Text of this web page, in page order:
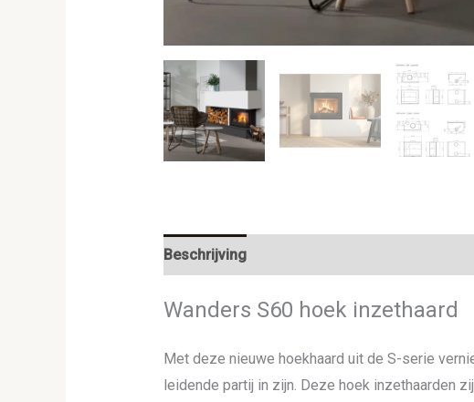
Beschrijving
Wanders S60 hoek inzethaard
Met deze nieuwe hoekhaard uit de S-serie
leidende partij in zijn. Deze hoek inzethaarden